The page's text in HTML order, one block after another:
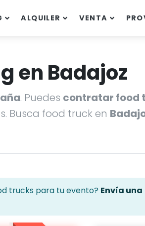
ALQUILER VENTA
en Badajoz
. Puedes contratar food
Busca food truck en
trucks para tu evento? Envía una